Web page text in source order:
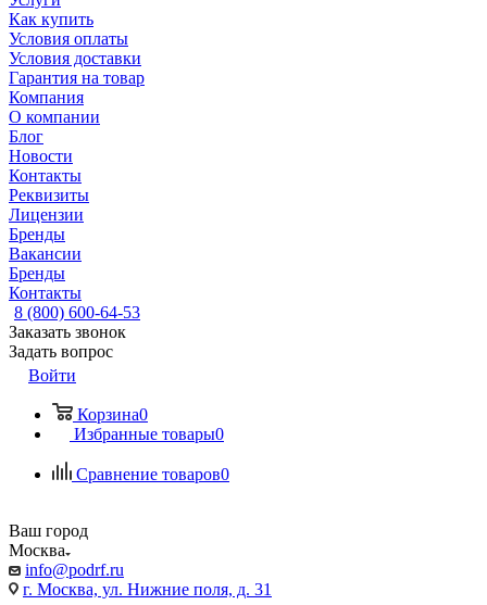
Как купить
Условия оплаты
Условия доставки
Гарантия на товар
Компания
О компании
Блог
Новости
Контакты
Реквизиты
Лицензии
Бренды
Вакансии
Бренды
Контакты
8 (800) 600-64-53
Заказать звонок
Задать вопрос
Войти
Корзина0
Избранные товары0
Сравнение товаров0
Ваш город
Москва
info@podrf.ru
г. Москва, ул. Нижние поля, д. 31